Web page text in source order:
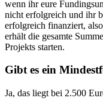
wenn ihr eure
nicht erfolgreich und ihr
erfolgreich finanziert,
erhält die gesamte
Projekts starten.
Gibt es ein
Ja, das liegt bei 2.500